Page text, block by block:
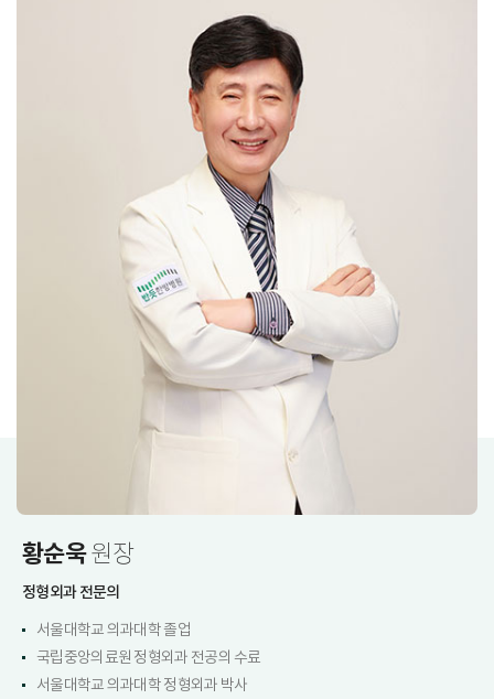
황순욱원장
정형외과 전문의
서울대학교 의과대학 졸업
국립중앙의료원 정형외과 전공의 수료
서울대학교 의과대학 정형외과 박사